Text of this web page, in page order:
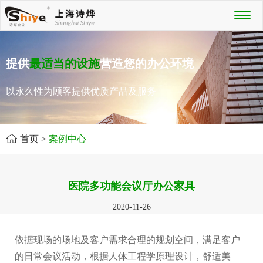
提供最适当的设施营造您的办公环境
以永久性为顾客提供优质产品及服务
首页 > 案例中心
医院多功能会议厅办公家具
2020-11-26
依据现场的场地及客户需求合理的规划空间，满足客户
的日常会议活动，根据人体工程学原理设计，舒适美